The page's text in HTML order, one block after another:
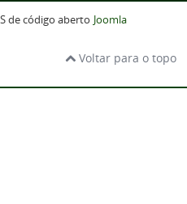
de código aberto Joomla
Voltar para o topo